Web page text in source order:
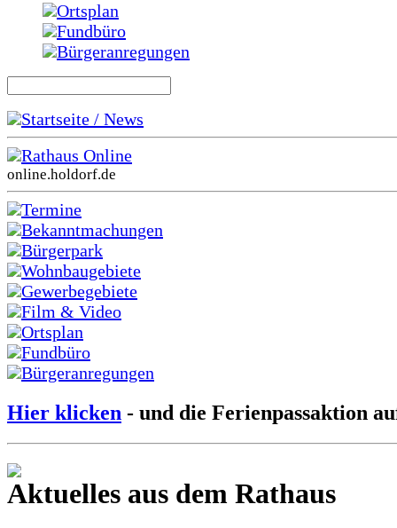
Ortsplan
Fundbüro
Bürgeranregungen
Startseite / News
Rathaus Online
online.holdorf.de
Termine
Bekanntmachungen
Bürgerpark
Wohnbaugebiete
Gewerbegebiete
Film & Video
Ortsplan
Fundbüro
Bürgeranregungen
Hier klicken - und die Ferienpassaktion
Aktuelles aus dem Rathaus